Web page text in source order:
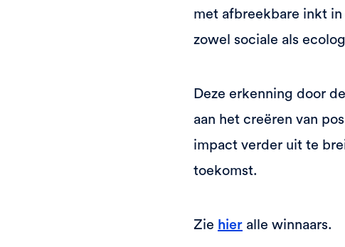
met afbreekbare inkt
zowel sociale als
Deze erkenning door
aan het creëren van
impact verder uit te
toekomst.
Zie hier alle winnaars.